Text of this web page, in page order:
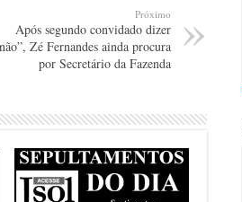
Próximo
Após segundo convidado dizer
Zé Fernandes ainda procura
por Secretário da Fazenda